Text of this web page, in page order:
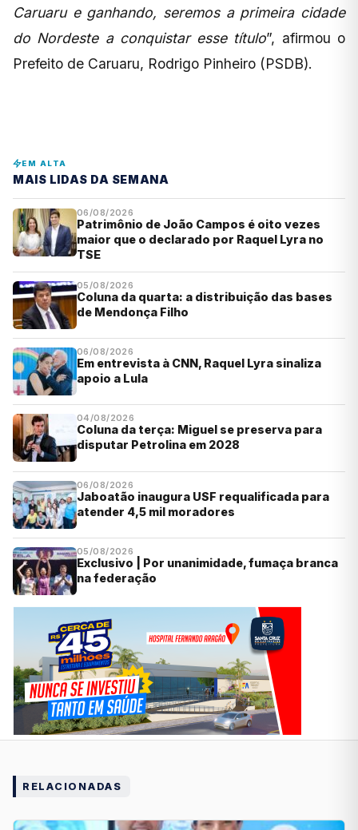
Caruaru e ganhando, seremos a primeira cidade
do Nordeste a conquistar esse título”, afirmou o
Prefeito de Caruaru, Rodrigo Pinheiro (PSDB).
EM ALTA
MAIS LIDAS DA SEMANA
06/08/2026
Patrimônio de João Campos é oito vezes
maior que o declarado por Raquel Lyra no
TSE
05/08/2026
Coluna da quarta: a distribuição das bases
de Mendonça Filho
06/08/2026
Em entrevista à CNN, Raquel Lyra sinaliza
apoio a Lula
04/08/2026
Coluna da terça: Miguel se preserva para
disputar Petrolina em 2028
06/08/2026
Jaboatão inaugura USF requalificada para
atender 4,5 mil moradores
05/08/2026
Exclusivo | Por unanimidade, fumaça branca
na federação
RELACIONADAS